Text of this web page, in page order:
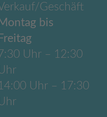
Geschäft
Montag bis
Freitag
7:30 Uhr – 12:30
Uhr – 17:30